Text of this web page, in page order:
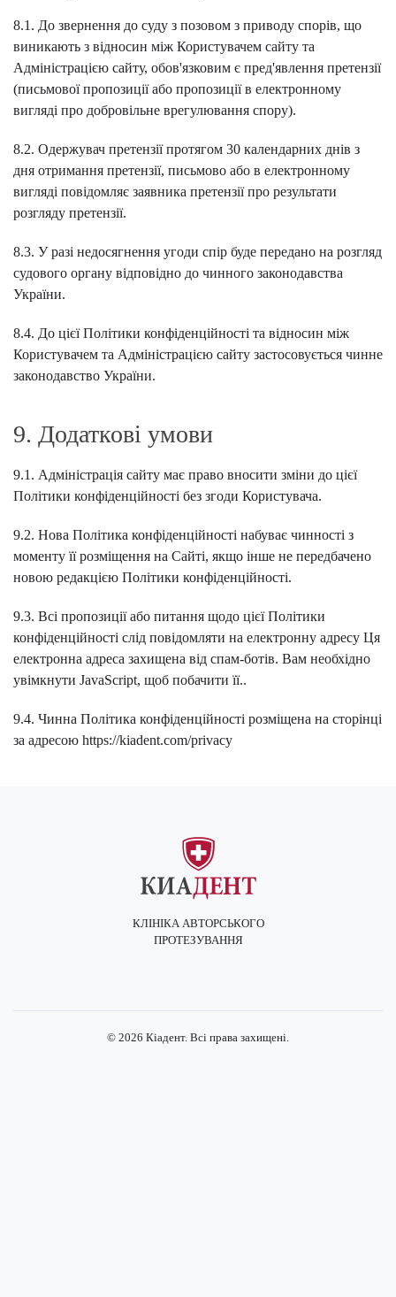
8.1. До звернення до суду з позовом з приводу спорів, що
виникають з відносин між Користувачем сайту та
Адміністрацією сайту, обов'язковим є пред'явлення претензії
(письмової пропозиції або пропозиції в електронному
вигляді про добровільне врегулювання спору).
8.2. Одержувач претензії протягом 30 календарних днів з
дня отримання претензії, письмово або в електронному
вигляді повідомляє заявника претензії про результати
розгляду претензії.
8.3. У разі недосягнення угоди спір буде передано на розгляд
судового органу відповідно до чинного законодавства
України.
8.4. До цієї Політики конфіденційності та відносин між
Користувачем та Адміністрацією сайту застосовується чинне
законодавство України.
9. Додаткові умови
9.1. Адміністрація сайту має право вносити зміни до цієї
Політики конфіденційності без згоди Користувача.
9.2. Нова Політика конфіденційності набуває чинності з
моменту її розміщення на Сайті, якщо інше не передбачено
новою редакцією Політики конфіденційності.
9.3. Всі пропозиції або питання щодо цієї Політики
конфіденційності слід повідомляти на електронну адресу Ця
електронна адреса захищена від спам-ботів. Вам необхідно
увімкнути JavaScript, щоб побачити її..
9.4. Чинна Політика конфіденційності розміщена на сторінці
за адресою https://kiadent.com/privacy
КЛІНІКА АВТОРСЬКОГО
ПРОТЕЗУВАННЯ
© 2026 Кіадент. Всі права захищені.